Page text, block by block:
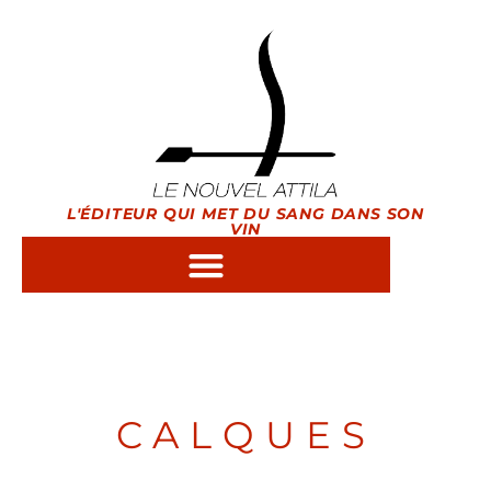
L'ÉDITEUR QUI MET DU SANG DANS SON
VIN
CALQUES